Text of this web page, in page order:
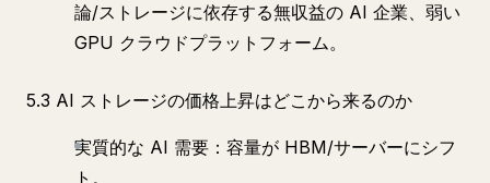
論/ストレージに依存する無収益の AI 企業、弱い
GPU クラウドプラットフォーム。
5.3 AI ストレージの価格上昇はどこから来るのか
実質的な AI 需要：容量が HBM/サーバーにシフ
ト。